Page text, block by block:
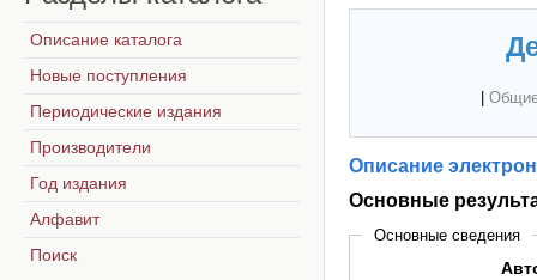
Описание
Основные
Основные сведения
Описание каталога
Новые поступления
Периодические издания
Производители
Год издания
Алфавит
Поиск